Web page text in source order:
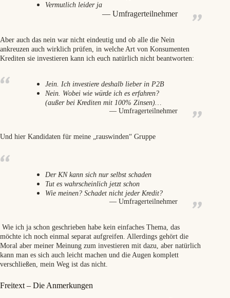
Vermutlich leider ja
Umfragerteilnehmer
Aber auch das nein war nicht eindeutig und ob alle die Nein
ankreuzen auch wirklich prüfen, in welche Art von Konsumenten
Krediten sie investieren kann ich euch natürlich nicht beantworten:
Jein. Ich investiere deshalb lieber in P2B
Nein. Wobei wie würde ich es erfahren?
(außer bei Krediten mit 100% Zinsen)…
Umfragerteilnehmer
Und hier Kandidaten für meine „rauswinden“ Gruppe
Der KN kann sich nur selbst schaden
Tut es wahrscheinlich jetzt schon
Wie meinen? Schadet nicht jeder Kredit?
Umfragerteilnehmer
Wie ich ja schon geschrieben habe kein einfaches Thema, das
möchte ich noch einmal separat aufgreifen. Allerdings gehört die
Moral aber meiner Meinung zum investieren mit dazu, aber natürlich
kann man es sich auch leicht machen und die Augen komplett
verschließen, mein Weg ist das nicht.
Freitext – Die Anmerkungen